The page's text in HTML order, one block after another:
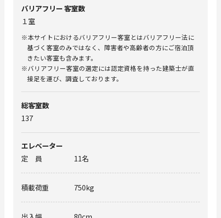
バリアフリー客室数
１室
※本サイトにおけるバリアフリー客室とはバリアフリー法に
基づく客室のみではなく、障害者や高齢者の方にご宿泊頂
きたい客室も含みます。
※バリアフリー客室の選定には認定資格を持った建築士が直
接足を運び、調査しております。
総客室数
137
エレベーター
定員
11名
積載荷重 750kg